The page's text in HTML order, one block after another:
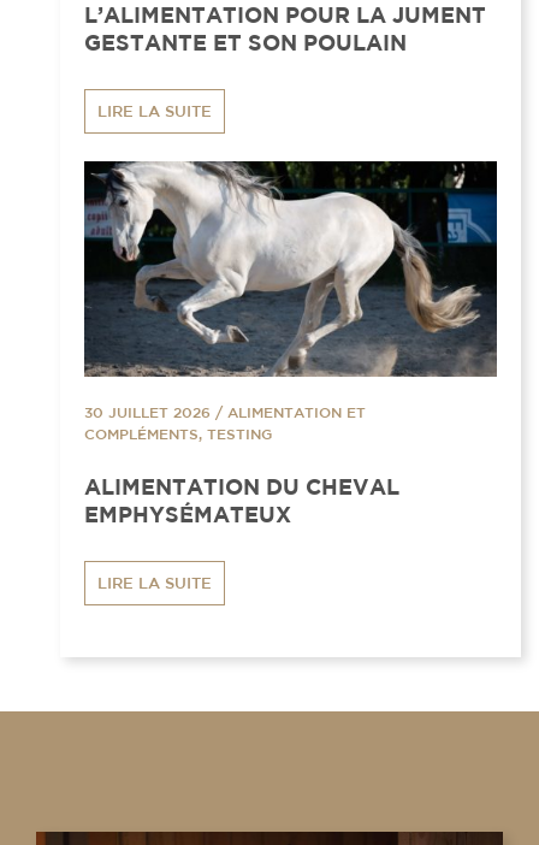
L’ALIMENTATION POUR LA JUMENT
GESTANTE ET SON POULAIN
LIRE LA SUITE
30 JUILLET 2026 / ALIMENTATION ET
COMPLÉMENTS, TESTING
ALIMENTATION DU CHEVAL
EMPHYSÉMATEUX
LIRE LA SUITE